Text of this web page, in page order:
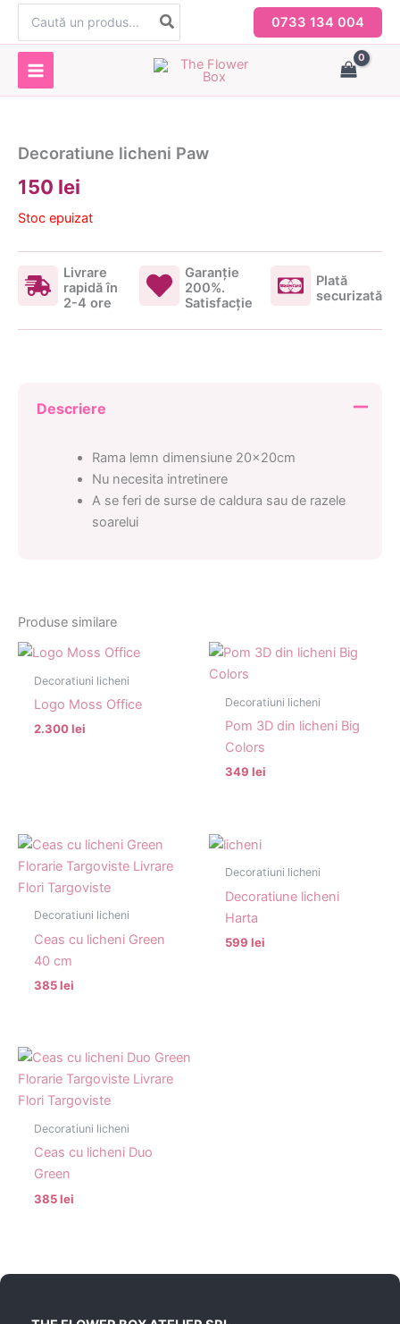
Skip
content
for:
0733 134 004
Decoratiune licheni Paw
150 lei
Stoc epuizat
Livrare
rapidă în
2-4 ore
Garanţie
200%.
Satisfacţie
Plată
securizată
Descriere
Rama lemn dimensiune 20x20cm
Nu necesita intretinere
A se feri de surse de caldura sau de razele
soarelui
Produse similare
Decoratiuni licheni
Logo Moss Office
2.300 lei
Decoratiuni licheni
Pom 3D din licheni Big
Colors
349 lei
Decoratiuni licheni
Ceas cu licheni Green
40 cm
385 lei
Decoratiuni licheni
Decoratiune licheni
Harta
599 lei
Decoratiuni licheni
Ceas cu licheni Duo
Green
385 lei